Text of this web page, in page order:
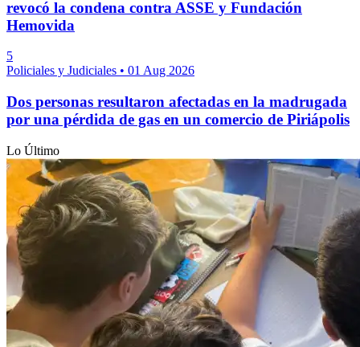
revocó la condena contra ASSE y Fundación
Hemovida
5
Policiales y Judiciales • 01 Aug 2026
Dos personas resultaron afectadas en la madrugada
por una pérdida de gas en un comercio de Piriápolis
Lo Último